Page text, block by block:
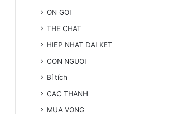
ON GOI
THE CHAT
HIEP NHAT DAI KET
CON NGUOI
Bí tích
CAC THANH
MUA VONG